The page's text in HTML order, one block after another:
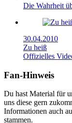
Die Wahrheit
30.04.2010
Zu heiß
Offizielles
Fan-Hinweis
Du hast Material für
uns diese gern
Informationen auch
stammen.